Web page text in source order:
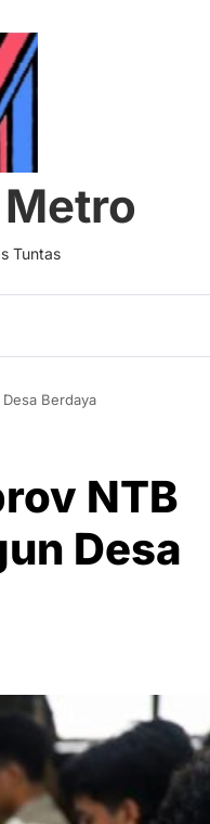
Tuntas
Berdaya
NTB
Desa